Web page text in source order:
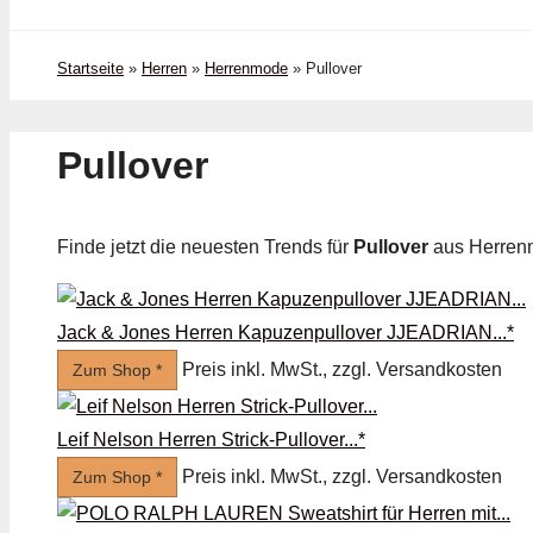
Startseite » Herren » Herrenmode » Pullover
Pullover
Finde jetzt die neuesten Trends für Pullover aus
Jack & Jones Herren Kapuzenpullover JJEADRIAN...*
Zum Shop * Preis inkl. MwSt., zzgl. Versandkosten
Leif Nelson Herren Strick-Pullover...*
Zum Shop * Preis inkl. MwSt., zzgl. Versandkosten